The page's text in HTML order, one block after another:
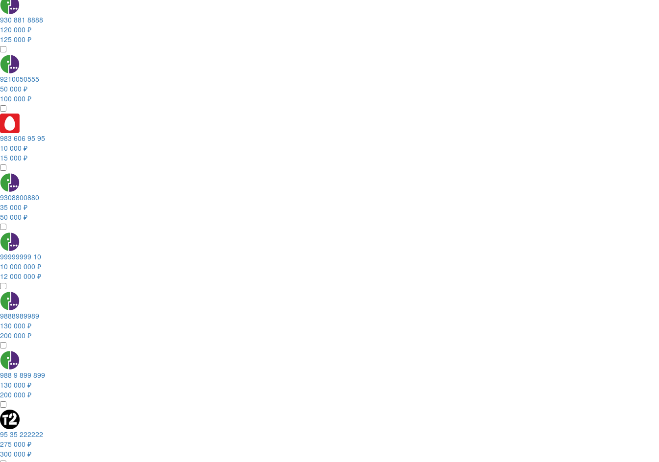
930 881 8888
120 000 ₽
125 000 ₽
9210050555
50 000 ₽
100 000 ₽
983 606 95 95
10 000 ₽
15 000 ₽
9308800880
35 000 ₽
50 000 ₽
99999999 10
10 000 000 ₽
12 000 000 ₽
9888989989
130 000 ₽
200 000 ₽
988 9 899 899
130 000 ₽
200 000 ₽
95 35 222222
275 000 ₽
300 000 ₽